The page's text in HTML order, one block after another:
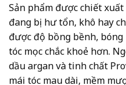
Sản phẩm được chiết
đang bị hư tổn, khô hay
được độ bồng bềnh,
tóc mọc chắc khoẻ hơn.
dầu argan và tinh chất
mái tóc mau dài, mềm